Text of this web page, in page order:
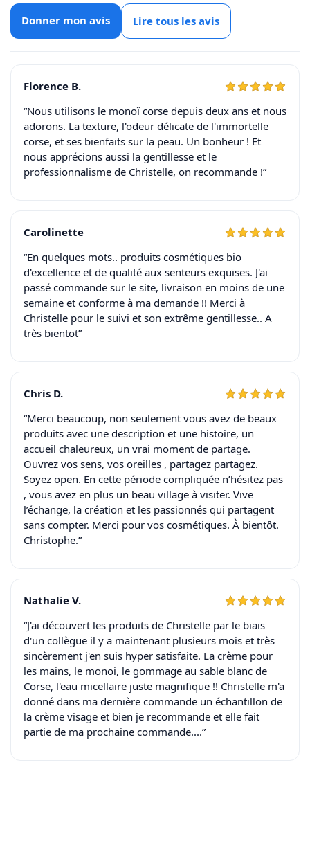
Donner mon avis Lire tous les avis
Florence B.
“Nous utilisons le monoï corse depuis deux ans et nous
adorons. La texture, l'odeur délicate de l'immortelle
corse, et ses bienfaits sur la peau. Un bonheur ! Et
nous apprécions aussi la gentillesse et le
professionnalisme de Christelle, on recommande !”
Carolinette
“En quelques mots.. produits cosmétiques bio
d'excellence et de qualité aux senteurs exquises. J'ai
passé commande sur le site, livraison en moins de une
semaine et conforme à ma demande !! Merci à
Christelle pour le suivi et son extrême gentillesse.. A
très bientot”
Chris D.
“Merci beaucoup, non seulement vous avez de beaux
produits avec une description et une histoire, un
accueil chaleureux, un vrai moment de partage.
Ouvrez vos sens, vos oreilles , partagez partagez.
Soyez open. En cette période compliquée n’hésitez pas
, vous avez en plus un beau village à visiter. Vive
l’échange, la création et les passionnés qui partagent
sans compter. Merci pour vos cosmétiques. À bientôt.
Christophe.”
Nathalie V.
“J'ai découvert les produits de Christelle par le biais
d'un collègue il y a maintenant plusieurs mois et très
sincèrement j'en suis hyper satisfaite. La crème pour
les mains, le monoi, le gommage au sable blanc de
Corse, l'eau micellaire juste magnifique !! Christelle m'a
donné dans ma dernière commande un échantillon de
la crème visage et bien je recommande et elle fait
partie de ma prochaine commande....”